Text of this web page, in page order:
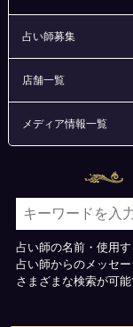
占い師募集
店舗一覧
メディア情報一覧
占い師の名前・使用
占い師からのメッセ
さまざまな検索が可能